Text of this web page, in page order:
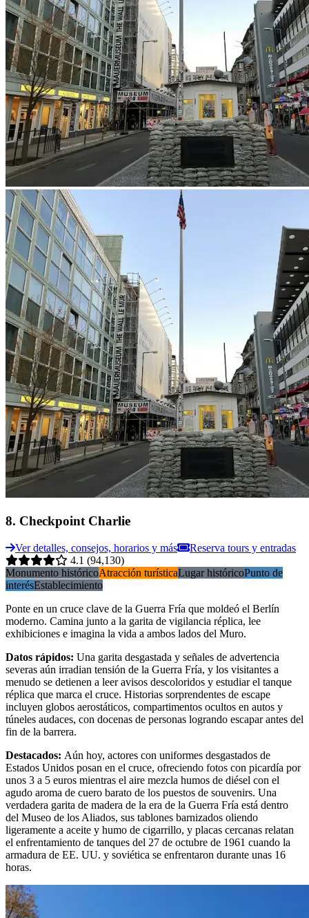
8. Checkpoint Charlie
Ver detalles, consejos, horarios y más
Reserva tours y entradas
4.1 (94,130)
Monumento históricoAtracción turísticaLugar históricoPunto de
interésEstablecimiento
Ponte en un cruce clave de la Guerra Fría que moldeó el Berlín
moderno. Camina junto a la garita de vigilancia réplica, lee
exhibiciones e imagina la vida a ambos lados del Muro.
Datos rápidos: Una garita desgastada y señales de advertencia
severas aún irradian tensión de la Guerra Fría, y los visitantes a
menudo se detienen a leer avisos descoloridos y estudiar el tanque
réplica que marca el cruce. Historias sorprendentes de escape
incluyen globos aerostáticos, compartimentos ocultos en autos y
túneles audaces, con docenas de personas logrando escapar antes del
fin de la barrera.
Destacados: Aún hoy, actores con uniformes desgastados de
Estados Unidos posan en el cruce, ofreciendo fotos con picardía por
unos 3 a 5 euros mientras el aire mezcla humos de diésel con el
agudo aroma de cuero barato de los puestos de souvenirs. Una
verdadera garita de madera de la era de la Guerra Fría está dentro
del Museo de los Aliados, sus tablones barnizados oliendo
ligeramente a aceite y humo de cigarrillo, y placas cercanas relatan
el enfrentamiento de tanques del 27 de octubre de 1961 cuando la
armadura de EE. UU. y soviética se enfrentaron durante unas 16
horas.